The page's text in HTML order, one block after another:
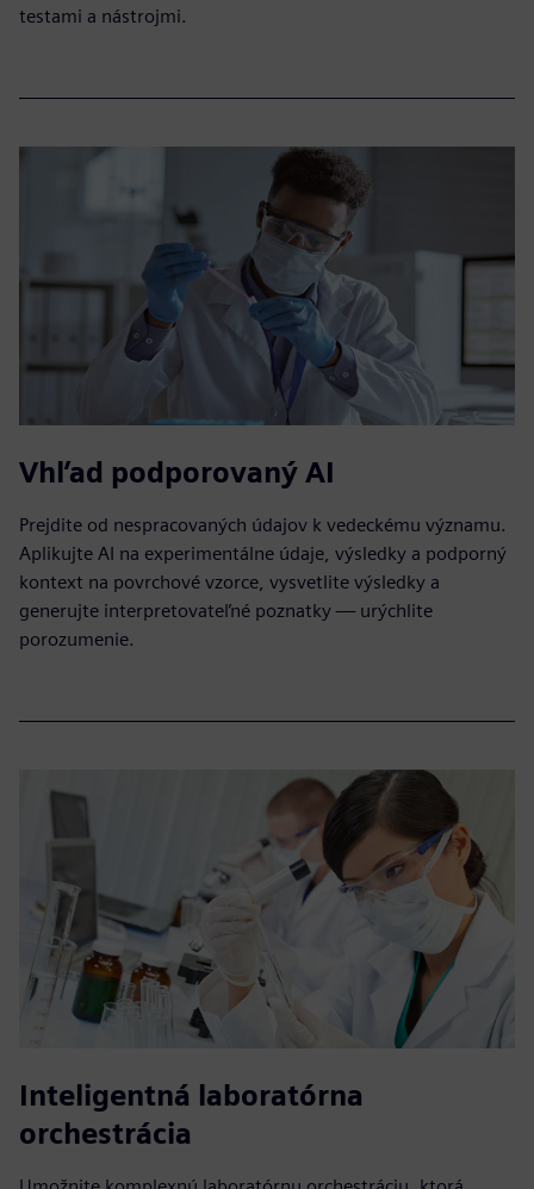
testami a nástrojmi.
Vhľad podporovaný AI
Prejdite od nespracovaných údajov k vedeckému významu.
Aplikujte AI na experimentálne údaje, výsledky a podporný
kontext na povrchové vzorce, vysvetlite výsledky a
generujte interpretovateľné poznatky — urýchlite
porozumenie.
Inteligentná laboratórna
orchestrácia